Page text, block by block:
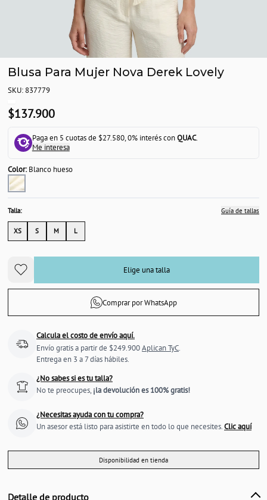
Blusa Para Mujer Nova Derek Lovely
SKU: 837779
$137.900
Paga en 5 cuotas de $27.580, 0% interés conQUAC.
Me interesa
Color:Blanco hueso
Talla: Guía de tallas
XS S M L
Elige una talla
Comprar por WhatsApp
Calcula el costo de envío aquí.
Envío gratis a partir de $249.900Aplican TyC.
Entrega en 3 a 7 días hábiles.
¿No sabes si es tu talla?
No te preocupes, ¡la devolución es 100% gratis!
¿Necesitas ayuda con tu compra?
Un asesor está listo para asistirte en todo lo que necesites.Clic aquí
Disponibilidad en tienda
Detalle de producto